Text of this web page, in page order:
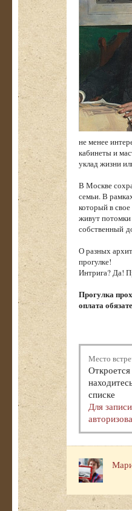
не менее
кабинеты и
уклад жизни
В Москве
семьи. В
который в
живут
собственный
О разных
прогулке!
Интрига? Да!
Прогулка
оплата
Место
списке
Для